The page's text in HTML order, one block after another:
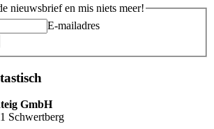
nieuwsbrief en mis niets meer!
E-mailadres
GmbH
Schwertberg